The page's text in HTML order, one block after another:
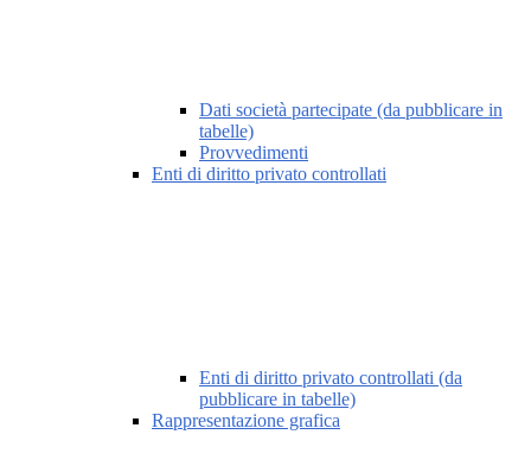
Dati società partecipate (da pubblicare in
tabelle)
Provvedimenti
Enti di diritto privato controllati
Enti di diritto privato controllati (da
pubblicare in tabelle)
Rappresentazione grafica